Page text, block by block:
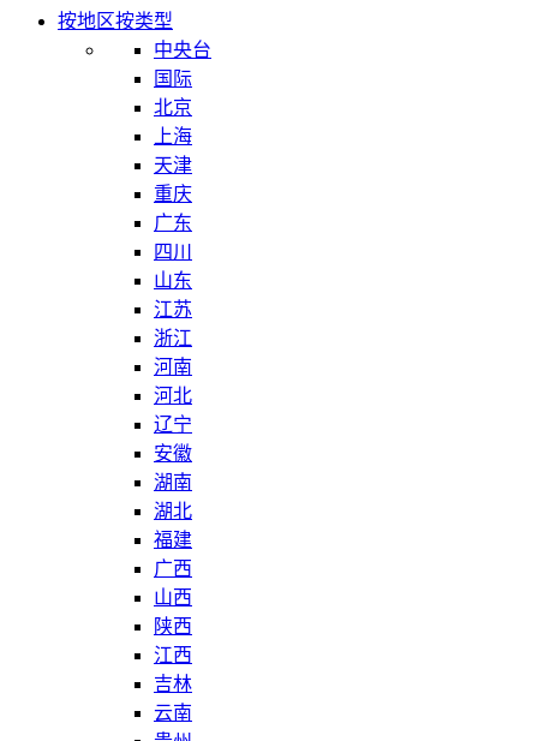
按地区按类型
中央台
国际
北京
上海
天津
重庆
广东
四川
山东
江苏
浙江
河南
河北
辽宁
安徽
湖南
湖北
福建
广西
山西
陕西
江西
吉林
云南